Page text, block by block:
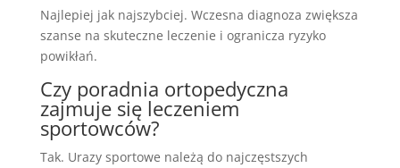
Najlepiej jak najszybciej. Wczesna diagnoza zwiększa
szanse na skuteczne leczenie i ogranicza ryzyko
powikłań.
Czy poradnia ortopedyczna
zajmuje się leczeniem
sportowców?
Tak. Urazy sportowe należą do najczęstszych